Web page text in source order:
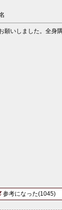
いしました。全身
参考になった(1045)